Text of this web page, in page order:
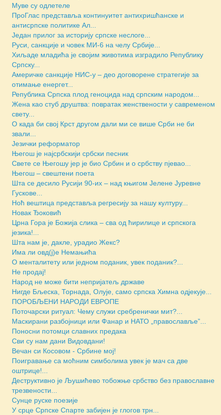
Муве су одлетеле
ПроГлас представља континуитет антихришћанске и
антисрпске политике Ал...
Један прилог за историју српске неслоге...
Руси, санкције и човек МИ-6 на челу Србије...
Хиљаде младића је својим животима изградило Републику
Српску...
Америчкe санкције НИС-у – део договорене стратегије за
отимање енергет...
Репуб­ли­ка Српска плод геноцида над српским народом...
Жена као стуб друштва: повратак женствености у савременом
свету...
О када би свој Крст другом дали ми се више Срби не би
звали...
Језички реформатор
Његош је најсрбскији србски песник
Свете се Његошу јер је био Србин и о србству пјевао...
Његош – свештени поета
Шта се десило Русији 90-их – над књигом Јелене Јуревне
Гускове...
Ноћ вештица представља регресију за нашу културу...
Новак Ђоковић
Црна Гора је Божија слика – сва од ћирилице и српскога
језика!...
Шта нам је, дакле, урадио Жекс?
Има ли овд(ј)е Немањића
О менталитету или једном поданик, увек поданик?...
Не продај!
Народ не може бити непријатељ државе
Нигде Бљеска, Торнада, Олује, само српска Химна одјекује...
ПОРОБЉЕНИ НАРОДИ ЕВРОПЕ
Поточарски ритуал: Чему служи сребренички мит?...
Маскирани разбојници или Фанар и НАТО „православље”...
Поносни потомци славних предака
Сви су нам дани Видовдани!
Вечан си Косовом - Србине мој!
Поигравање са моћним симболима увек је мач са две
оштрице!...
Деструктивно је Љушићево тобожње србство без православне
трезвености...
Сунце руске поезије
У срце Српске Спарте забијен је глогов трн...